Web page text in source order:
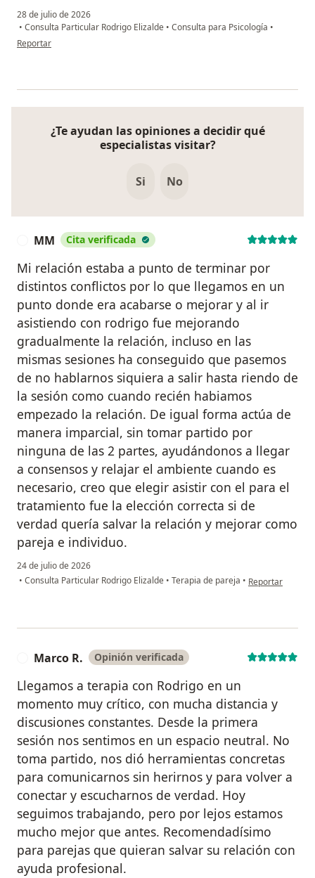
28 de julio de 2026
• Consulta Particular Rodrigo Elizalde • Consulta para Psicología •
en opinión del usuario Jaque
Reportar
¿Te ayudan las opiniones a decidir qué
especialistas visitar?
Si No
MM Cita verificada
Mi relación estaba a punto de terminar por
distintos conflictos por lo que llegamos en un
punto donde era acabarse o mejorar y al ir
asistiendo con rodrigo fue mejorando
gradualmente la relación, incluso en las
mismas sesiones ha conseguido que pasemos
de no hablarnos siquiera a salir hasta riendo de
la sesión como cuando recién habiamos
empezado la relación. De igual forma actúa de
manera imparcial, sin tomar partido por
ninguna de las 2 partes, ayudándonos a llegar
a consensos y relajar el ambiente cuando es
necesario, creo que elegir asistir con el para el
tratamiento fue la elección correcta si de
verdad quería salvar la relación y mejorar como
pareja e individuo.
24 de julio de 2026
• Consulta Particular Rodrigo Elizalde • Terapia de pareja • en opinión del
Reportar
Marco R. Opinión verificada
Llegamos a terapia con Rodrigo en un
momento muy crítico, con mucha distancia y
discusiones constantes. Desde la primera
sesión nos sentimos en un espacio neutral. No
toma partido, nos dió herramientas concretas
para comunicarnos sin herirnos y para volver a
conectar y escucharnos de verdad. Hoy
seguimos trabajando, pero por lejos estamos
mucho mejor que antes. Recomendadísimo
para parejas que quieran salvar su relación con
ayuda profesional.